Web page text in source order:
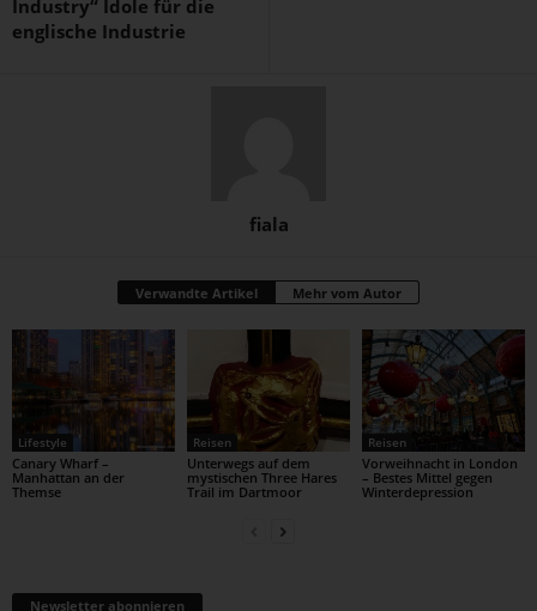
Industry“ Idole für die
englische Industrie
fiala
Verwandte Artikel Mehr vom Autor
Lifestyle
Canary Wharf –
Manhattan an der
Themse
Reisen
Unterwegs auf dem
mystischen Three Hares
Trail im Dartmoor
Reisen
Vorweihnacht in London
– Bestes Mittel gegen
Winterdepression
Newsletter abonnieren